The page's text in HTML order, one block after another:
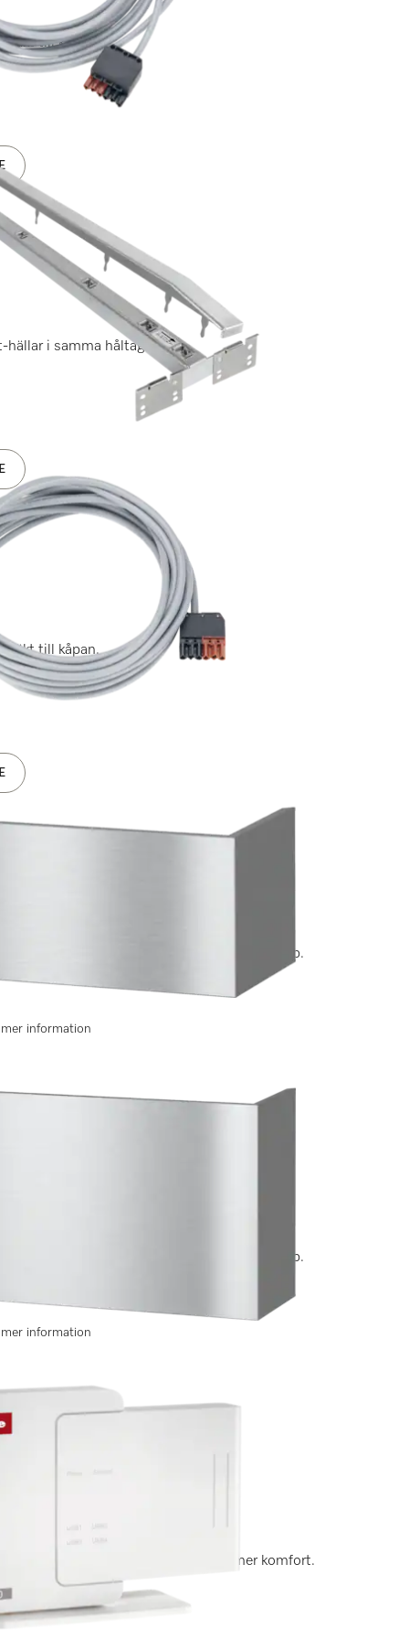
fläkt till kåpan.
i samma håltagning.
fläkt till kåpan.
och anpassning av höjd till överskåp.
information
och anpassning av höjd till överskåp.
information
hushållsmaskiner i datasystem för mer komfort.